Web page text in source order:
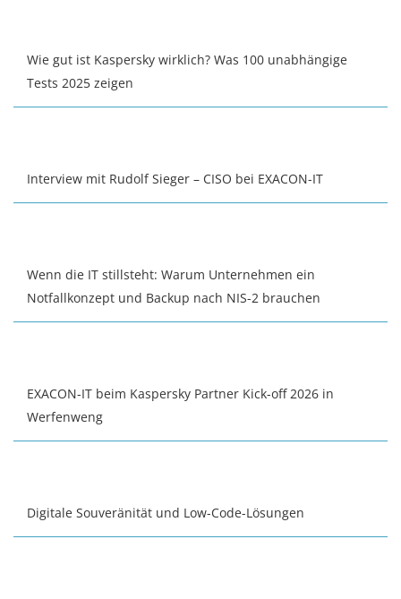
Wie gut ist Kaspersky wirklich? Was 100 unabhängige
Tests 2025 zeigen
Interview mit Rudolf Sieger – CISO bei EXACON-IT
Wenn die IT stillsteht: Warum Unternehmen ein
Notfallkonzept und Backup nach NIS-2 brauchen
EXACON-IT beim Kaspersky Partner Kick-off 2026 in
Werfenweng
Digitale Souveränität und Low-Code-Lösungen